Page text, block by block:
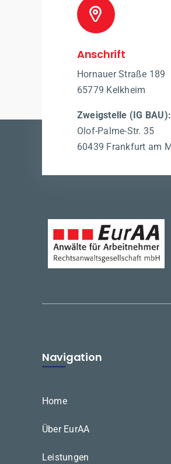
Anschrift
Hornauer Straße 189
65779 Kelkheim
Zweigstelle (IG BAU):
Olof-Palme-Str. 35
60439 Frankfurt am
Navigation
Home
Über EurAA
Leistungen